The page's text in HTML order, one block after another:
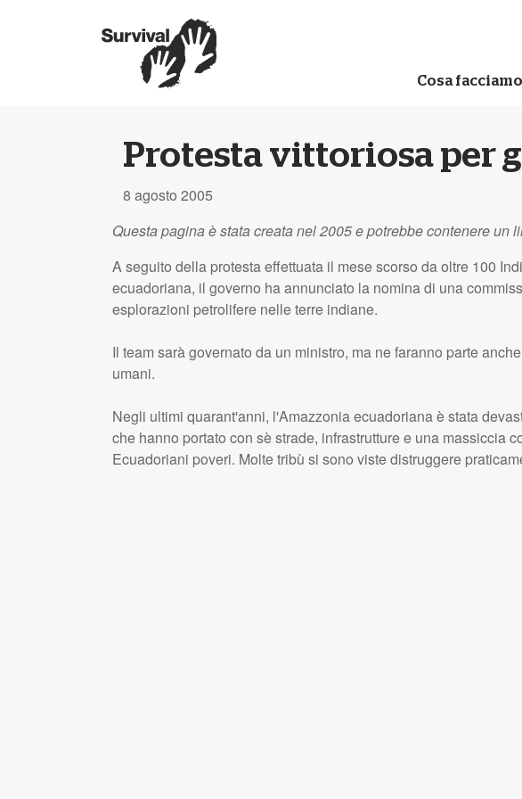
Cosa facciamo
Protesta vittoriosa per
8 agosto 2005
Questa pagina è stata creata nel 2005 e potrebbe contenere un
A seguito della protesta effettuata il mese scorso da oltre 100
ecuadoriana, il governo ha annunciato la nomina di una
esplorazioni petrolifere nelle terre indiane.
Il team sarà governato da un ministro, ma ne faranno parte
umani.
Negli ultimi quarant'anni, l'Amazzonia ecuadoriana è stata
che hanno portato con sè strade, infrastrutture e una massiccia
Ecuadoriani poveri. Molte tribù si sono viste distruggere